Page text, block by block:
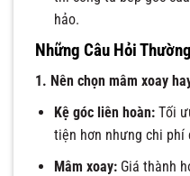
hảo.
Những Câu Hỏi
1. Nên chọn mâm xoay
Kệ góc liên hoàn:Tối
tiện hơn nhưng chi phí
Mâm xoay:Giá thành